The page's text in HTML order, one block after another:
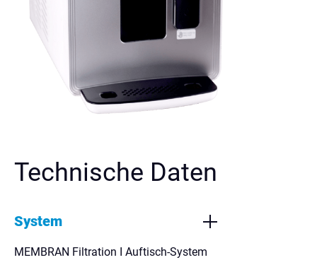
Technische Daten
System
MEMBRAN Filtration I Auftisch-System